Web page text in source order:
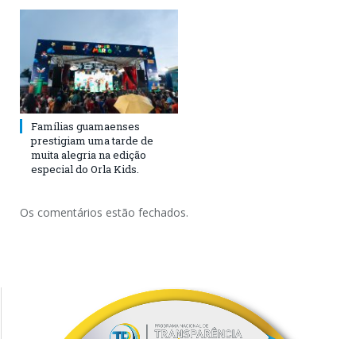
Famílias guamaenses
prestigiam uma tarde de
muita alegria na edição
especial do Orla Kids.
Os comentários estão fechados.